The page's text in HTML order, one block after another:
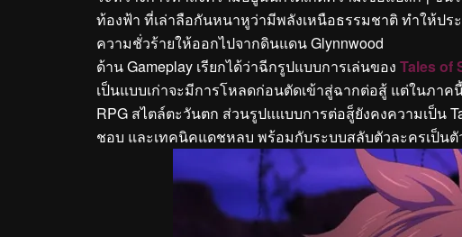
ท้องฟ้า ที่เล่าลือกันหนาหูว่ามีพลังเหนือธรรมชาติ ทำให้ปร
ความชั่วร้ายให้ออกไปจากดินแดน Glynnwood
ด้าน Gameplay เรียกได้ว่าฉีกรูปแบบการเล่นของ Tales of
เป็นแบบเก่าจะมีการโหลดก่อนตัดเข้าสู่ฉากต่อสู้ แต่ในภาค
RPG สไตล์ตะวันตก ส่วนรูปแแบบการต่อสู็ยังคงความเป็น
ชอบ และเทคนิคแดชหลบ พร้อมกับระบบสลับตัวละครเป็นตั